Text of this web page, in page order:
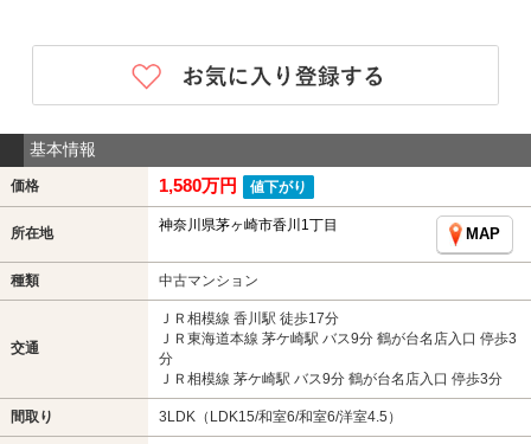
基本情報
価格 1,580万円 値下がり
所在地 神奈川県茅ヶ崎市香川1丁目
MAP
種類 中古マンション
交通
ＪＲ相模線 香川駅 徒歩17分
ＪＲ東海道本線 茅ケ崎駅 バス9分 鶴が台名店入口 停歩3
分
ＪＲ相模線 茅ケ崎駅 バス9分 鶴が台名店入口 停歩3分
間取り 3LDK（LDK15/和室6/和室6/洋室4.5）